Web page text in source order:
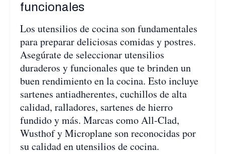
funcionales
Los utensilios de cocina son fundamentales
para preparar deliciosas comidas y postres.
Asegúrate de seleccionar utensilios
duraderos y funcionales que te brinden un
buen rendimiento en la cocina. Esto incluye
sartenes antiadherentes, cuchillos de alta
calidad, ralladores, sartenes de hierro
fundido y más. Marcas como All-Clad,
Wusthof y Microplane son reconocidas por
su calidad en utensilios de cocina.